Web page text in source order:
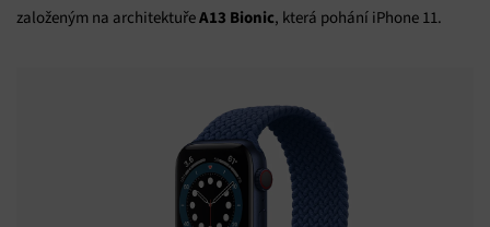
založeným na architektuřeA13 Bionic, která pohání iPhone 11.